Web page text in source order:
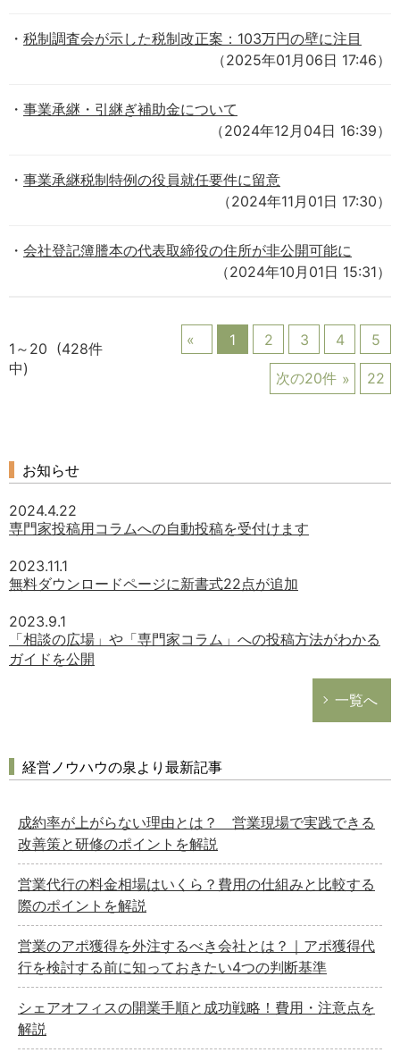
税制調査会が示した税制改正案：103万円の壁に注目
（2025年01月06日 17:46）
事業承継・引継ぎ補助金について
（2024年12月04日 16:39）
事業承継税制特例の役員就任要件に留意
（2024年11月01日 17:30）
会社登記簿謄本の代表取締役の住所が非公開可能に
（2024年10月01日 15:31）
1～20 (428件
中)
1 2 3 4 5
次の20件 22
お知らせ
2024.4.22
専門家投稿用コラムへの自動投稿を受付けます
2023.11.1
無料ダウンロードページに新書式22点が追加
2023.9.1
「相談の広場」や「専門家コラム」への投稿方法がわかる
ガイドを公開
一覧へ
経営ノウハウの泉より最新記事
成約率が上がらない理由とは？ 営業現場で実践できる
改善策と研修のポイントを解説
営業代行の料金相場はいくら？費用の仕組みと比較する
際のポイントを解説
営業のアポ獲得を外注するべき会社とは？｜アポ獲得代
行を検討する前に知っておきたい4つの判断基準
シェアオフィスの開業手順と成功戦略！費用・注意点を
解説